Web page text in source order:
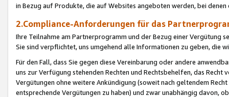
in Bezug auf Produkte, die auf Websites angeboten werden, bei
2.Compliance-Anforderungen für das
Ihre Teilnahme am Partnerprogramm und der Bezug einer Vergütung
Sie sind verpflichtet, uns umgehend alle Informationen zu geben, die
Für den Fall, dass Sie gegen diese Vereinbarung oder andere
uns zur Verfügung stehenden Rechten und Rechtsbehelfen, das
Vergütungen ohne weitere Ankündigung (soweit nach geltendem
entsprechende Vergütungen zu haben) und zwar unabhängig davon,